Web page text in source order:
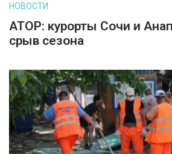
НОВОСТИ
АТОР: курорты Сочи и
срыв сезона